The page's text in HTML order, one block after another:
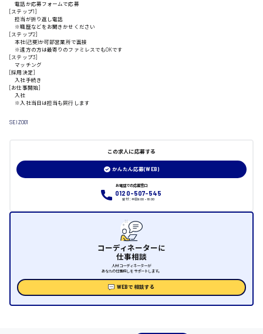
山口県
大竹市
福岡県
日給制すべて
電話か応募フォームで応募
[ステップ1]
担当が折り返し電話
※職歴などをお聞きかせください
[ステップ2]
本社(己斐)か可部営業所で面接
※遠方の方は最寄りのファミレスでもOKです
[ステップ3]
マッチング
[採用決定]
入社手続き
[お仕事開始]
入社
※入社当日は担当も同行します
SEIZO01
この求人に応募する
かんたん応募(WEB)
お電話での応募窓口
0120-507-545
受付：平日9:00 - 18:00
コーディネーターに
仕事相談
人材コーディネーターが
あなたの仕事探しをサポートします。
WEBで相談する